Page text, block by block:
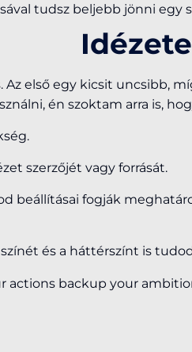
tudsz beljebb jönni egy
Az első egy kicsit uncsibb,
én szoktam arra is,
szerzőjét vagy forrását.
beállításai fogják
és a háttérszínt is
actions backup your